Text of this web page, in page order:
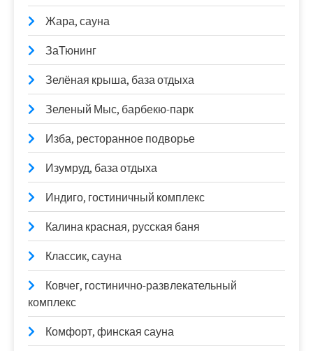
Жара, сауна
ЗаТюнинг
Зелёная крыша, база отдыха
Зеленый Мыс, барбекю-парк
Изба, ресторанное подворье
Изумруд, база отдыха
Индиго, гостиничный комплекс
Калина красная, русская баня
Классик, сауна
Ковчег, гостинично-развлекательный
комплекс
Комфорт, финская сауна